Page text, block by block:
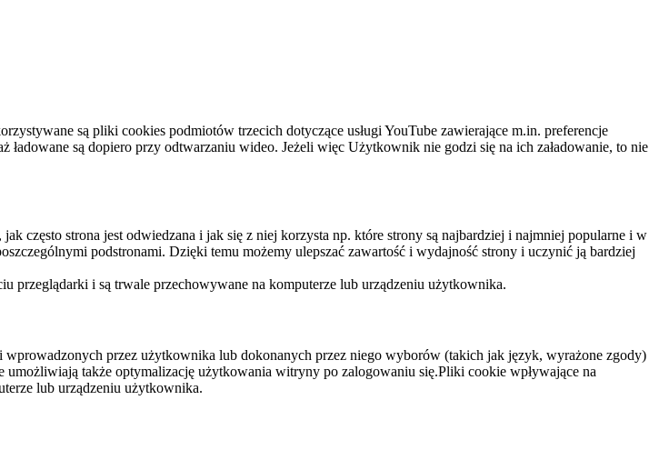
są pliki cookies podmiotów trzecich dotyczące usługi YouTube zawierające m.in. preferencje
są dopiero przy odtwarzaniu wideo. Jeżeli więc Użytkownik nie godzi się na ich załadowanie, to nie
często strona jest odwiedzana i jak się z niej korzysta np. które strony są najbardziej i najmniej popularne i w
podstronami. Dzięki temu możemy ulepszać zawartość i wydajność strony i uczynić ją bardziej
przeglądarki i są trwale przechowywane na komputerze lub urządzeniu użytkownika.
przez użytkownika lub dokonanych przez niego wyborów (takich jak język, wyrażone zgody)
także optymalizację użytkowania witryny po zalogowaniu się.Pliki cookie wpływające na
lub urządzeniu użytkownika.